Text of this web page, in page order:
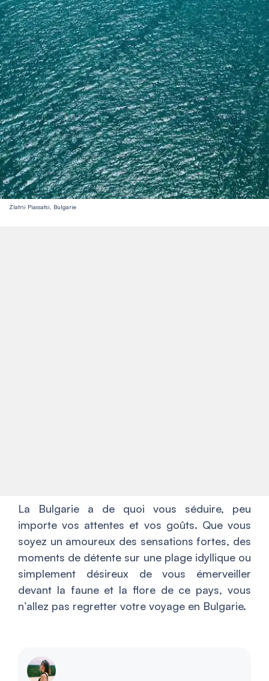
Zlatni Piassatsi, Bulgarie
La Bulgarie a de quoi vous séduire, peu
importe vos attentes et vos goûts. Que vous
soyez un amoureux des sensations fortes, des
moments de détente sur une plage idyllique ou
simplement désireux de vous émerveiller
devant la faune et la flore de ce pays, vous
n’allez pas regretter votre voyage en Bulgarie.